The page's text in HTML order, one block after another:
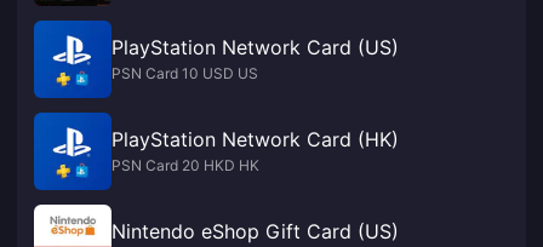
PlayStation Network Card (US)
PSN Card 10 USD US
PlayStation Network Card (HK)
PSN Card 20 HKD HK
Nintendo eShop Gift Card (US)